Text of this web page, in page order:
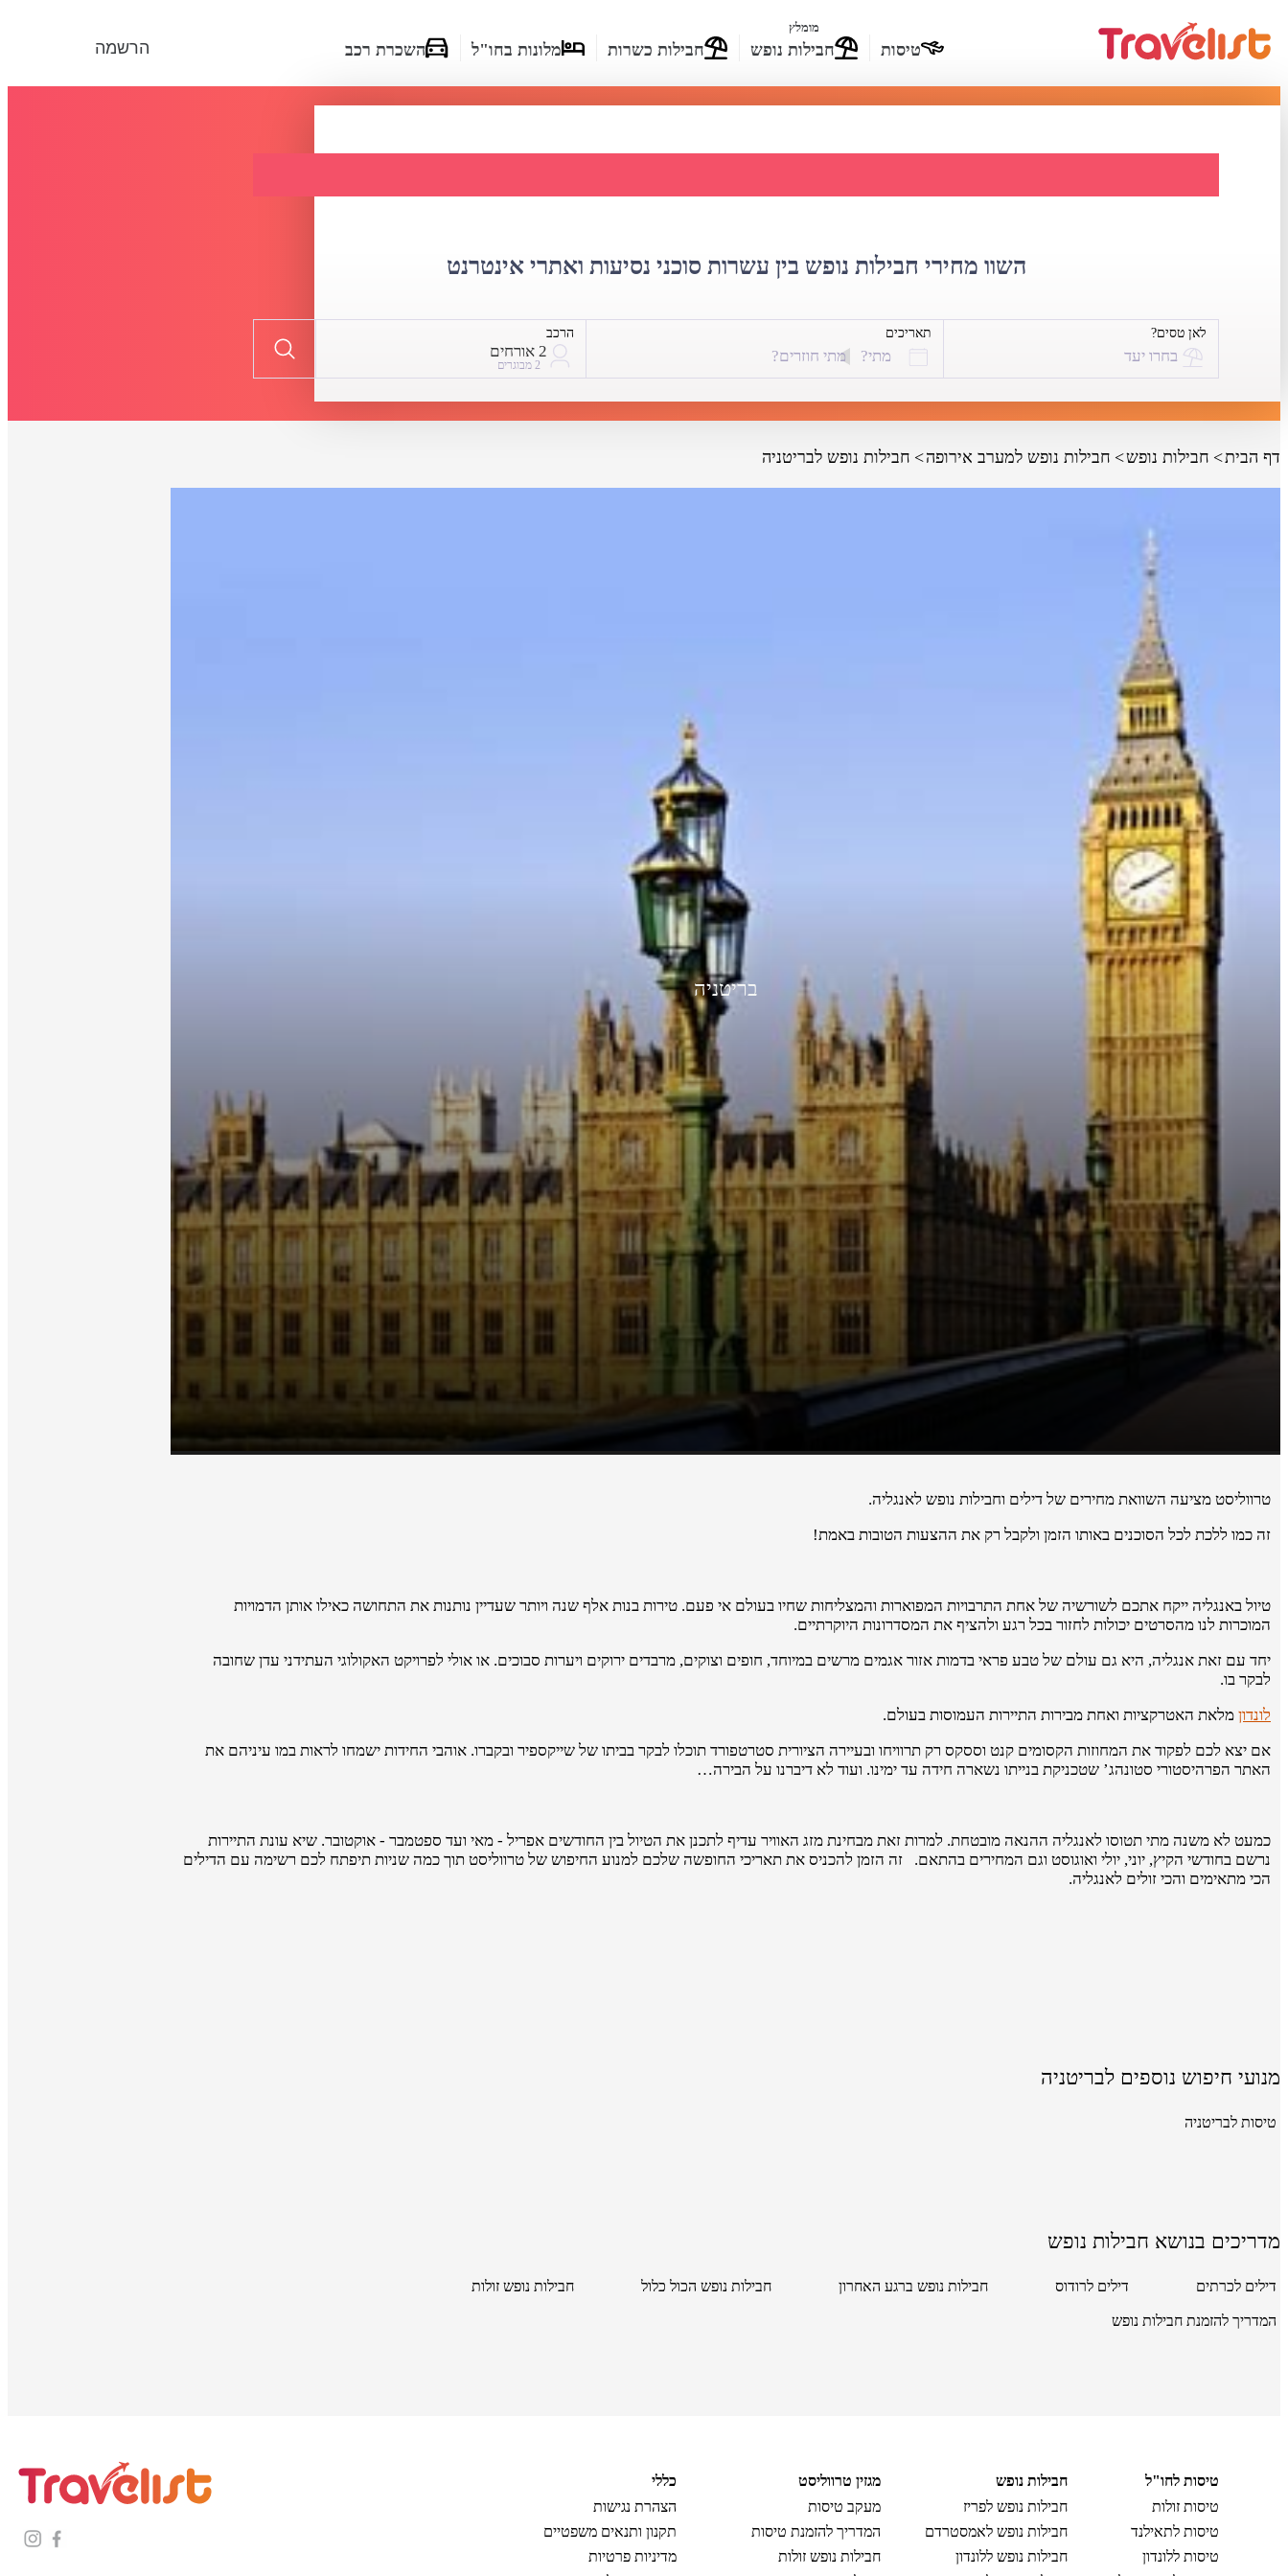
הרשמה טיסות
מומלץ
חבילות נופש חבילות כשרות מלונות בחו"ל השכרת רכב
השוו מחירי חבילות נופש בין עשרות סוכני נסיעות ואתרי אינטרנט
לאן טסים?
בחרו יעד
תאריכים
מתי? מתי חוזרים?
הרכב
2 אורחים
2 מבוגרים
דף הבית חבילות נופש חבילות נופש למערב אירופה חבילות נופש לבריטניה
בריטניה
טרווליסט מציעה השוואת מחירים של דילים וחבילות נופש לאנגליה.
זה כמו ללכת לכל הסוכנים באותו הזמן ולקבל רק את ההצעות הטובות באמת!
טיול באנגליה ייקח אתכם לשורשיה של אחת התרבויות המפוארות והמצליחות שחיו בעולם אי פעם. טירות בנות אלף שנה ויותר שעדיין נותנות את התחושה כאילו אותן הדמויות
המוכרות לנו מהסרטים יכולות לחזור בכל רגע ולהציף את המסדרונות היוקרתיים.
יחד עם זאת אנגליה, היא גם עולם של טבע פראי בדמות אזור אגמים מרשים במיוחד, חופים וצוקים, מרבדים ירוקים ויערות סבוכים. או אולי לפרויקט האקולוגי העתידני עדן שחובה
לבקר בו.
לונדון מלאת האטרקציות ואחת מבירות התיירות העמוסות בעולם.
אם יצא לכם לפקוד את המחוזות הקסומים קנט וססקס רק תרוויחו ובעיירה הציורית סטרטפורד תוכלו לבקר בביתו של שייקספיר ובקברו. אוהבי החידות ישמחו לראות במו עיניהם את
האתר הפרהיסטורי סטונהג’ שטכניקת בנייתו נשארה חידה עד ימינו. ועוד לא דיברנו על הבירה…
כמעט לא משנה מתי תטוסו לאנגליה ההנאה מובטחת. למרות זאת מבחינת מזג האוויר עדיף לתכנן את הטיול בין החודשים אפריל - מאי ועד ספטמבר - אוקטובר. שיא עונת התיירות
נרשם בחודשי הקיץ, יוני, יולי ואוגוסט וגם המחירים בהתאם. זה הזמן להכניס את תאריכי החופשה שלכם למנוע החיפוש של טרווליסט תוך כמה שניות תיפתח לכם רשימה עם הדילים
הכי מתאימים והכי זולים לאנגליה.
מנועי חיפוש נוספים לבריטניה
טיסות לבריטניה
מדריכים בנושא חבילות נופש
דילים לכרתים דילים לרודוס חבילות נופש ברגע האחרון חבילות נופש הכול כלול חבילות נופש זולות
המדריך להזמנת חבילות נופש
טיסות לחו"ל
טיסות זולות
טיסות לתאילנד
טיסות ללונדון
חבילות נופש
חבילות נופש לפריז
חבילות נופש לאמסטרדם
חבילות נופש ללונדון
מגזין טרווליסט
מעקב טיסות
המדריך להזמנת טיסות
חבילות נופש זולות
כללי
הצהרת נגישות
תקנון ותנאים משפטיים
מדיניות פרטיות